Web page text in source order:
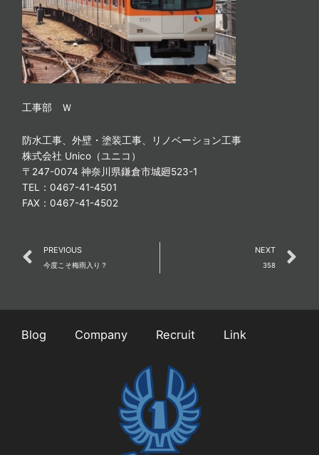
工事部 Ｗ
防水工事、外壁・塗装工事、リノベーション工事
株式会社 Unico（ユニコ）
〒247-0074 神奈川県鎌倉市城廻523-1
TEL：0467-41-4501
FAX：0467-41-4502
Prev
PREVIOUS
今度こそ梅雨入り？
NEXT
358
Blog Company Recruit Link